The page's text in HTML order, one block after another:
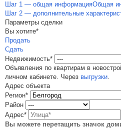
Шаг 1 — общая информацияОбщая
Шаг 2 — дополнительные
Параметры сделки
Вы хотите*
Продать
Сдать
Недвижимость*
Объявления по квартирам в
личном кабинете. Через выгрузки.
Адрес объекта
Регион*
Район
Адрес*
Вы можете перетащить значок